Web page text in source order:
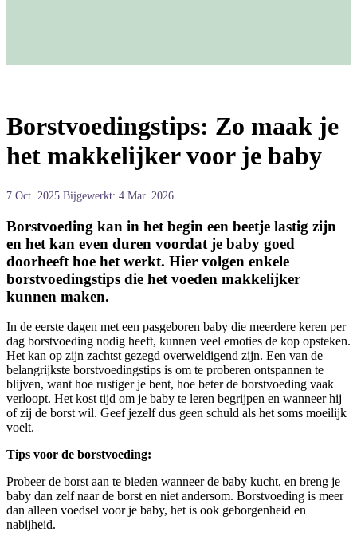
Borstvoedingstips: Zo maak je
het makkelijker voor je baby
7 Oct. 2025 Bijgewerkt: 4 Mar. 2026
Borstvoeding kan in het begin een beetje lastig zijn
en het kan even duren voordat je baby goed
doorheeft hoe het werkt. Hier volgen enkele
borstvoedingstips die het voeden makkelijker
kunnen maken.
In de eerste dagen met een pasgeboren baby die meerdere keren per
dag borstvoeding nodig heeft, kunnen veel emoties de kop opsteken.
Het kan op zijn zachtst gezegd overweldigend zijn. Een van de
belangrijkste borstvoedingstips is om te proberen ontspannen te
blijven, want hoe rustiger je bent, hoe beter de borstvoeding vaak
verloopt. Het kost tijd om je baby te leren begrijpen en wanneer hij
of zij de borst wil. Geef jezelf dus geen schuld als het soms moeilijk
voelt.
Tips voor de borstvoeding:
Probeer de borst aan te bieden wanneer de baby kucht, en breng je
baby dan zelf naar de borst en niet andersom. Borstvoeding is meer
dan alleen voedsel voor je baby, het is ook geborgenheid en
nabijheid.